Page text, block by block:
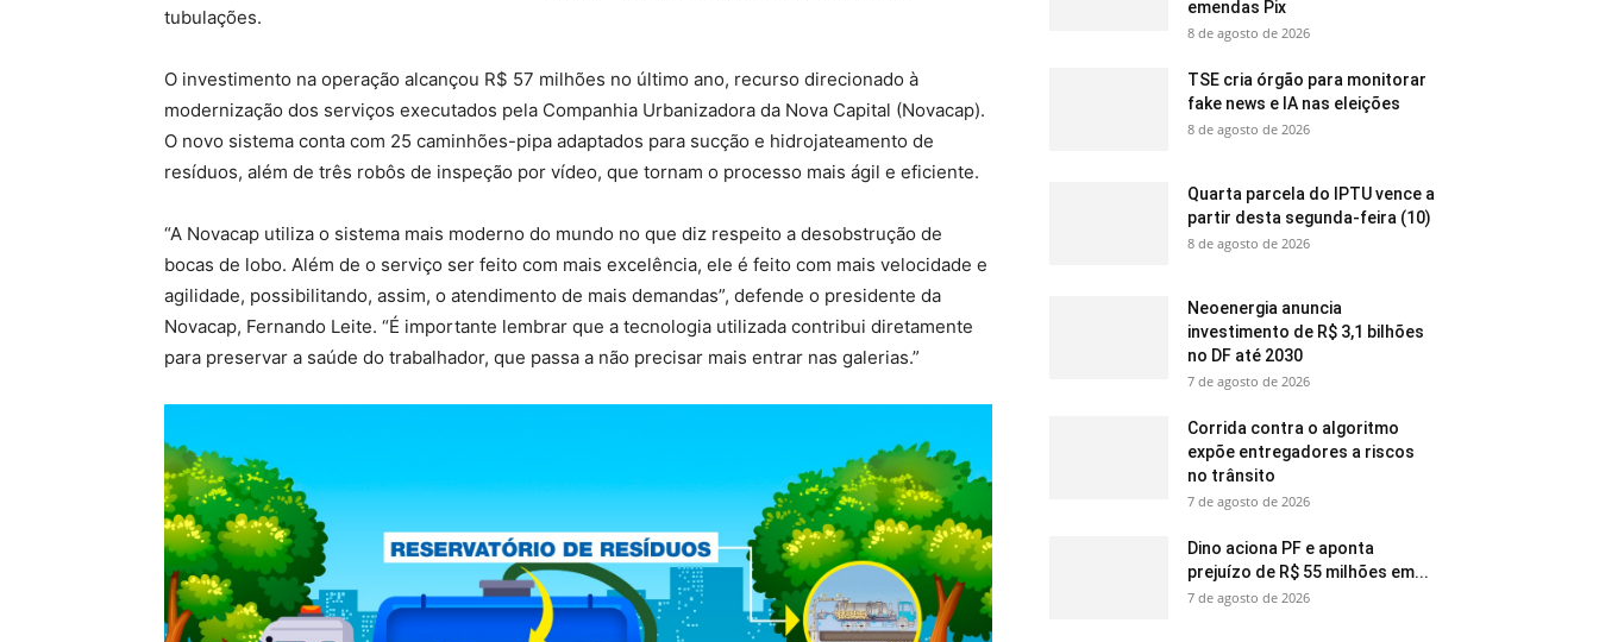
tubulações.
O investimento na operação alcançou R$ 57 milhões no último ano, recurso direcionado à
modernização dos serviços executados pela Companhia Urbanizadora da Nova Capital (Novacap).
O novo sistema conta com 25 caminhões-pipa adaptados para sucção e hidrojateamento de
resíduos, além de três robôs de inspeção por vídeo, que tornam o processo mais ágil e eficiente.
“A Novacap utiliza o sistema mais moderno do mundo no que diz respeito a desobstrução de
bocas de lobo. Além de o serviço ser feito com mais excelência, ele é feito com mais velocidade e
agilidade, possibilitando, assim, o atendimento de mais demandas”, defende o presidente da
Novacap, Fernando Leite. “É importante lembrar que a tecnologia utilizada contribui diretamente
para preservar a saúde do trabalhador, que passa a não precisar mais entrar nas galerias.”
emendas Pix
8 de agosto de 2026
TSE cria órgão para monitorar
fake news e IA nas eleições
8 de agosto de 2026
Quarta parcela do IPTU vence a
partir desta segunda-feira (10)
8 de agosto de 2026
Neoenergia anuncia
investimento de R$ 3,1 bilhões
no DF até 2030
7 de agosto de 2026
Corrida contra o algoritmo
expõe entregadores a riscos
no trânsito
7 de agosto de 2026
Dino aciona PF e aponta
prejuízo de R$ 55 milhões em...
7 de agosto de 2026